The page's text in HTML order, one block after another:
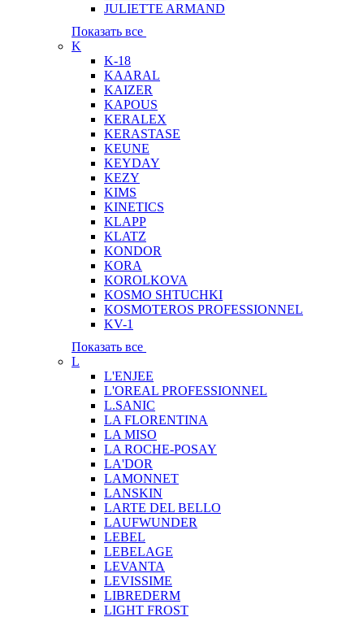
JULIETTE ARMAND
Показать все
K
K-18
KAARAL
KAIZER
KAPOUS
KERALEX
KERASTASE
KEUNE
KEYDAY
KEZY
KIMS
KINETICS
KLAPP
KLATZ
KONDOR
KORA
KOROLKOVA
KOSMO SHTUCHKI
KOSMOTEROS PROFESSIONNEL
KV-1
Показать все
L
L'ENJEE
L'OREAL PROFESSIONNEL
L.SANIC
LA FLORENTINA
LA MISO
LA ROCHE-POSAY
LA'DOR
LAMONNET
LANSKIN
LARTE DEL BELLO
LAUFWUNDER
LEBEL
LEBELAGE
LEVANTA
LEVISSIME
LIBREDERM
LIGHT FROST